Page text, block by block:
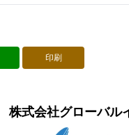
印刷
株式会社グローバル